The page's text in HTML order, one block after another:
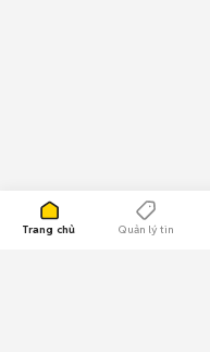
Trang chủ Quản lý tin